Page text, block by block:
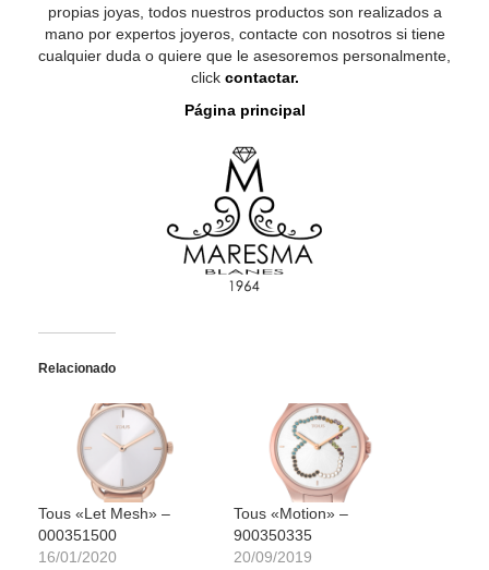
propias joyas, todos nuestros productos son realizados a
mano por expertos joyeros, contacte con nosotros si tiene
cualquier duda o quiere que le asesoremos personalmente,
clickcontactar.
Página principal
Relacionado
Tous «Let Mesh» –
000351500
16/01/2020
Tous «Motion» –
900350335
20/09/2019